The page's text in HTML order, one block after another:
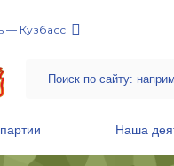
— Кузбасс
Наша